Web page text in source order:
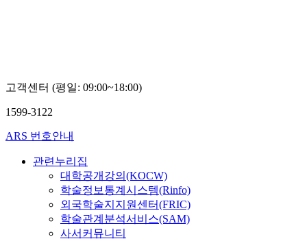
고객센터 (평일: 09:00~18:00)
1599-3122
ARS 번호안내
관련누리집
대학공개강의(KOCW)
학술정보통계시스템(Rinfo)
외국학술지지원센터(FRIC)
학술관계분석서비스(SAM)
사서커뮤니티